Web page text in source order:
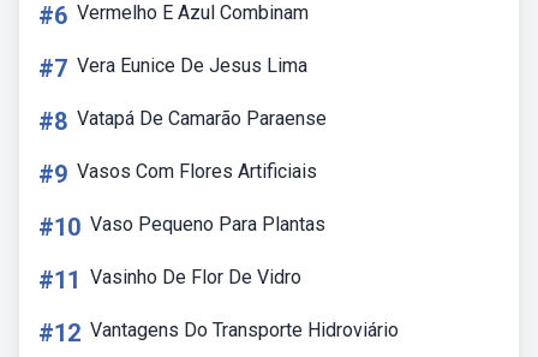
#6 Vermelho E Azul Combinam
#7 Vera Eunice De Jesus Lima
#8 Vatapá De Camarão Paraense
#9 Vasos Com Flores Artificiais
#10 Vaso Pequeno Para Plantas
#11 Vasinho De Flor De Vidro
#12 Vantagens Do Transporte Hidroviário